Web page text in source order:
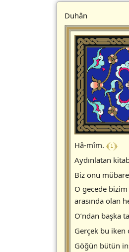
Duhân
Hâ-mîm. ﴾ 1 ﴿
Aydınlatan
Biz onu
O gecede
arasında olan
O’ndan başka
Gerçek bu iken
Göğün bütün